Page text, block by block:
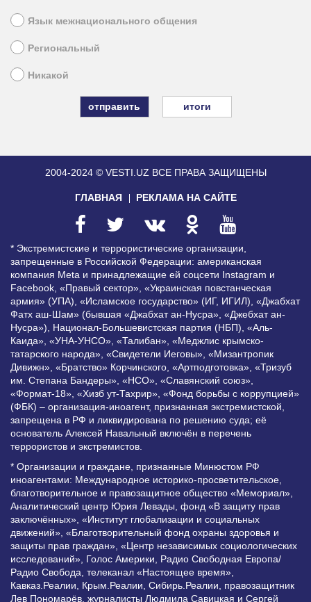
Язык межнационального общения
Региональный
Никакой
итоги
2004-2024 © VESTI.UZ ВСЕ ПРАВА ЗАЩИЩЕНЫ
ГЛАВНАЯ РЕКЛАМА НА САЙТЕ
* Экстремистские и террористические организации,
запрещенные в Российской Федерации: американская
компания Meta и принадлежащие ей соцсети Instagram и
Facebook, «Правый сектор», «Украинская повстанческая
армия» (УПА), «Исламское государство» (ИГ, ИГИЛ), «Джабхат
Фатх аш-Шам» (бывшая «Джабхат ан-Нусра», «Джебхат ан-
Нусра»), Национал-Большевистская партия (НБП), «Аль-
Каида», «УНА-УНСО», «Талибан», «Меджлис крымско-
татарского народа», «Свидетели Иеговы», «Мизантропик
Дивижн», «Братство» Корчинского, «Артподготовка», «Тризуб
им. Степана Бандеры», «НСО», «Славянский союз»,
«Формат-18», «Хизб ут-Тахрир», «Фонд борьбы с коррупцией»
(ФБК) – организация-иноагент, признанная экстремистской,
запрещена в РФ и ликвидирована по решению суда; её
основатель Алексей Навальный включён в перечень
террористов и экстремистов.
* Организации и граждане, признанные Минюстом РФ
иноагентами: Международное историко-просветительское,
благотворительное и правозащитное общество «Мемориал»,
Аналитический центр Юрия Левады, фонд «В защиту прав
заключённых», «Институт глобализации и социальных
движений», «Благотворительный фонд охраны здоровья и
защиты прав граждан», «Центр независимых социологических
исследований», Голос Америки, Радио Свободная Европа/
Радио Свобода, телеканал «Настоящее время»,
Кавказ.Реалии, Крым.Реалии, Сибирь.Реалии, правозащитник
Лев Пономарёв, журналисты Людмила Савицкая и Сергей